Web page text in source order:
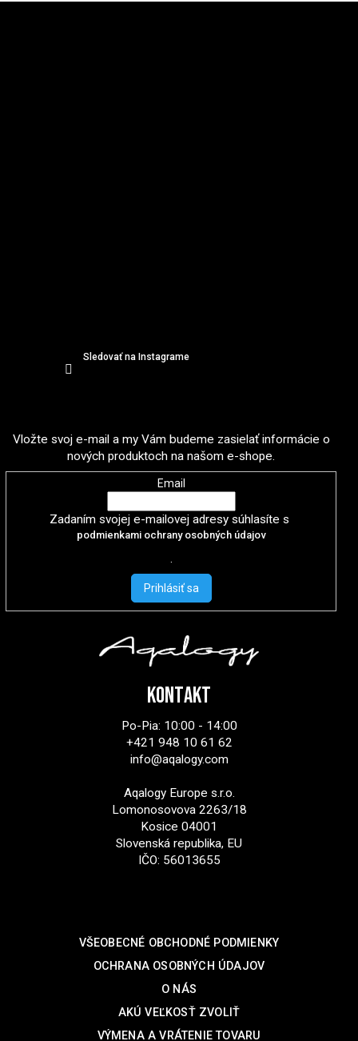
Sledovať na Instagrame
Vložte svoj e-mail a my Vám budeme zasielať informácie o
nových produktoch na našom e-shope.
Email
Zadaním svojej e-mailovej adresy súhlasíte s
podmienkami ochrany osobných údajov
.
Prihlásiť sa
KONTAKT
Po-Pia: 10:00 - 14:00
+421 948 10 61 62
info@aqalogy.com
Aqalogy Europe s.r.o.
Lomonosovova 2263/18
Kosice 04001
Slovenská republika, EU
IČO: 56013655
VŠEOBECNÉ OBCHODNÉ PODMIENKY
OCHRANA OSOBNÝCH ÚDAJOV
O NÁS
AKÚ VEĽKOSŤ ZVOLIŤ
VÝMENA A VRÁTENIE TOVARU